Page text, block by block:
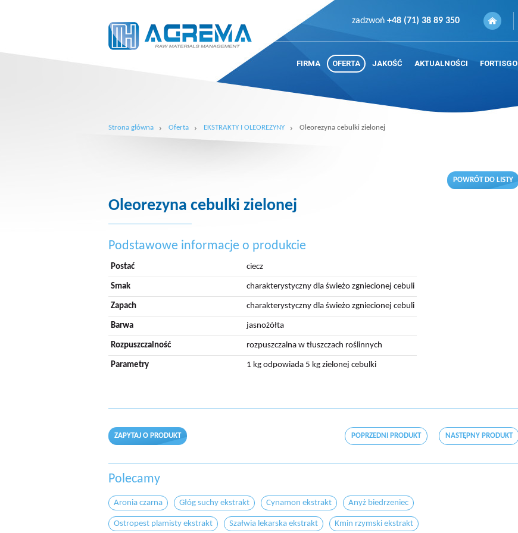
zadzwoń +48 (71) 38 89 350
FIRMA OFERTA JAKOŚĆ AKTUALNOŚCI FORTISGO
Strona główna Oferta EKSTRAKTY I OLEOREZYNY Oleorezyna cebulki zielonej
POWRÓT DO LISTY
Oleorezyna cebulki zielonej
Podstawowe informacje o produkcie
Postać ciecz
Smak charakterystyczny dla świeżo zgniecionej cebuli
Zapach charakterystyczny dla świeżo zgniecionej cebuli
Barwa jasnożółta
Rozpuszczalność rozpuszczalna w tłuszczach roślinnych
Parametry 1 kg odpowiada 5 kg zielonej cebulki
ZAPYTAJ O PRODUKT POPRZEDNI PRODUKT NASTĘPNY PRODUKT
Polecamy
Aronia czarna Głóg suchy ekstrakt Cynamon ekstrakt Anyż biedrzeniec
Ostropest plamisty ekstrakt Szałwia lekarska ekstrakt Kmin rzymski ekstrakt